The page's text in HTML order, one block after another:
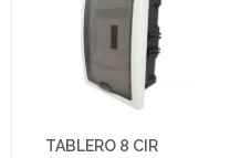
TABLERO 8 CIR